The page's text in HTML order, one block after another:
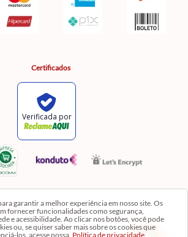
garantir a melhor experiência em nosso site. Os
fornecer funcionalidades como segurança,
e acessibilidade. Ao clicar nos botões, você pode
ou, se quiser saber mais sobre os cookies que
los, acesse nossa Política de privacidade.
Certificados
Luzia Meire de Gêneros Alimentícios LTDA | CNPJ:
08.991.182/0001-11
da Loja Virtual não se aplicam aos da Loja Física. Na Loja